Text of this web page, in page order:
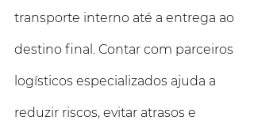
transporte interno até a entrega ao
destino final. Contar com parceiros
logísticos especializados ajuda a
reduzir riscos, evitar atrasos e